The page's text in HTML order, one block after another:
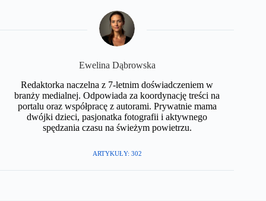
​Ewelina Dąbrowska
Redaktorka naczelna z 7-letnim doświadczeniem w
branży medialnej. Odpowiada za koordynację treści na
portalu oraz współpracę z autorami. Prywatnie mama
dwójki dzieci, pasjonatka fotografii i aktywnego
spędzania czasu na świeżym powietrzu.​
ARTYKUŁY: 302